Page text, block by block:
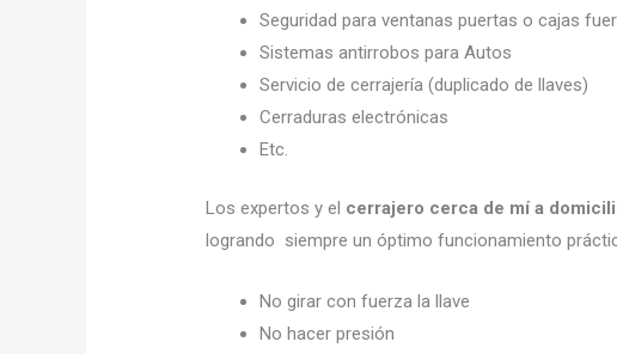
Seguridad para ventanas puertas o cajas
Sistemas antirrobos para Autos
Servicio de cerrajería (duplicado de llaves)
Cerraduras electrónicas
Etc.
Los expertos y el cerrajero cerca de mí a
logrando siempre un óptimo funcionamiento
No girar con fuerza la llave
No hacer presión